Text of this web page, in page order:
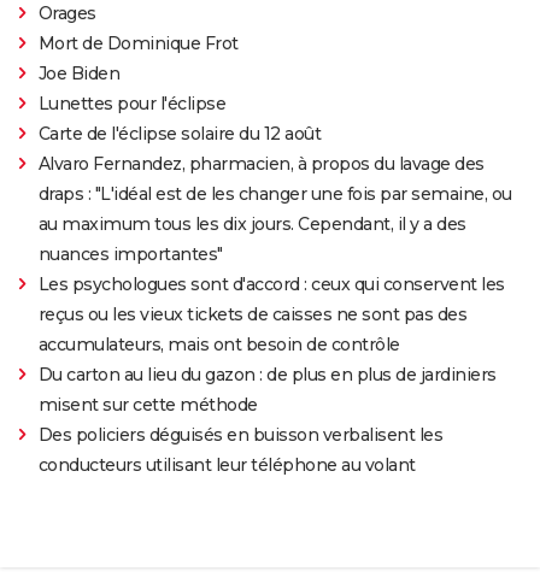
Orages
Mort de Dominique Frot
Joe Biden
Lunettes pour l'éclipse
Carte de l'éclipse solaire du 12 août
Alvaro Fernandez, pharmacien, à propos du lavage des
draps : "L'idéal est de les changer une fois par semaine, ou
au maximum tous les dix jours. Cependant, il y a des
nuances importantes"
Les psychologues sont d'accord : ceux qui conservent les
reçus ou les vieux tickets de caisses ne sont pas des
accumulateurs, mais ont besoin de contrôle
Du carton au lieu du gazon : de plus en plus de jardiniers
misent sur cette méthode
Des policiers déguisés en buisson verbalisent les
conducteurs utilisant leur téléphone au volant